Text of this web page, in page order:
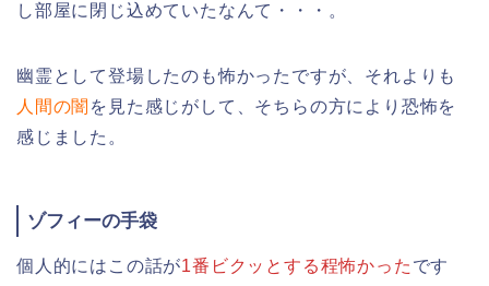
し部屋に閉じ込めていたなんて・・・。
幽霊として登場したのも怖かったですが、それよりも
人間の闇 を見た感じがして、そちらの方により恐怖を
感じました。
ゾフィーの手袋
個人的にはこの話が1番ビクッとする程怖かった です